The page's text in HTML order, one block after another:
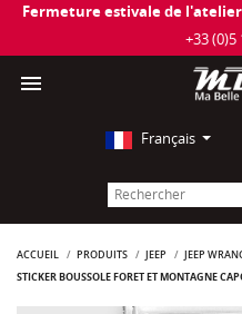
Fermeture estivale de
+33 (0)5

Français
ACCUEIL PRODUITS JEEP
JEEP
STICKER BOUSSOLE FORÊT ET MONTAGNE